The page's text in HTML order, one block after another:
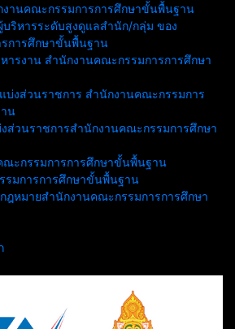
งานคณะกรรมการการศึกษาขั้นพื้นฐาน
บริหารระดับสูงดูแลสำนัก/กลุ่ม ของ
การศึกษาขั้นพื้นฐาน
ารงาน สำนักงานคณะกรรมการการศึกษา
แบ่งส่วนราชการ สำนักงานคณะกรรมการ
น
งส่วนราชการสำนักงานคณะกรรมการศึกษา
ณะกรรมการการศึกษาขั้นพื้นฐาน
รมการการศึกษาขั้นพื้นฐาน
ฎหมายสำนักงานคณะกรรมการการศึกษา